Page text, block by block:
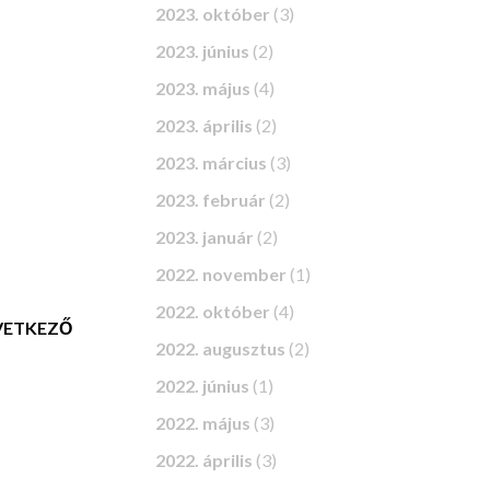
2023. október (3)
2023. június (2)
2023. május (4)
2023. április (2)
2023. március (3)
2023. február (2)
2023. január (2)
2022. november (1)
2022. október (4)
2022. augusztus (2)
2022. június (1)
2022. május (3)
2022. április (3)